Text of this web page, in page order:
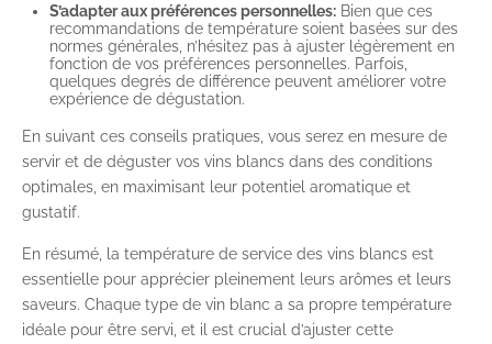
S’adapter aux préférences personnelles: Bien que ces
recommandations de température soient basées sur des
normes générales, n’hésitez pas à ajuster légèrement en
fonction de vos préférences personnelles. Parfois,
quelques degrés de différence peuvent améliorer votre
expérience de dégustation.
En suivant ces conseils pratiques, vous serez en mesure de
servir et de déguster vos vins blancs dans des conditions
optimales, en maximisant leur potentiel aromatique et
gustatif.
En résumé, la température de service des vins blancs est
essentielle pour apprécier pleinement leurs arômes et leurs
saveurs. Chaque type de vin blanc a sa propre température
idéale pour être servi, et il est crucial d’ajuster cette